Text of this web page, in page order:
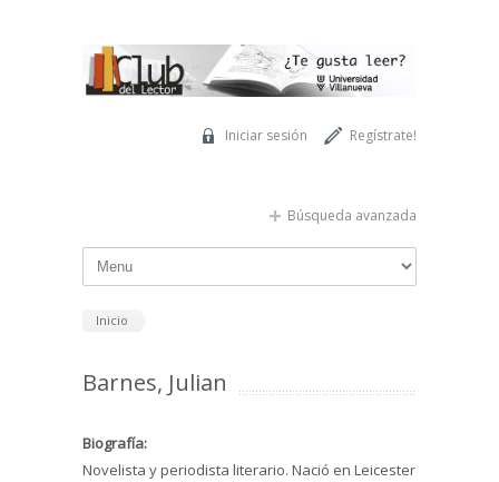
Regístrate!
Iniciar sesión
Búsqueda avanzada
Inicio
Barnes, Julian
Biografía:
Novelista y periodista literario. Nació en Leicester